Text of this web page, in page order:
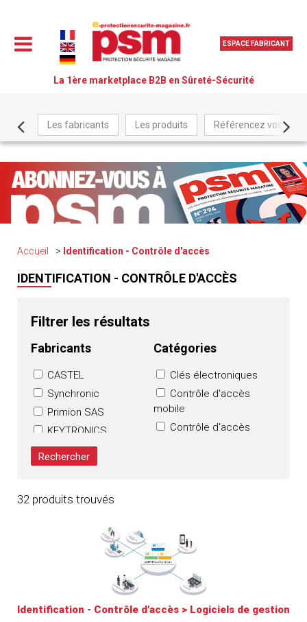
ESPACE FABRICANT
La 1ère marketplace B2B en Sûreté-Sécurité
Les fabricants Les produits Référencez vos
Accueil Identification - Contrôle d'accès
IDENTIFICATION - CONTRÔLE D'ACCÈS
Filtrer les résultats
Fabricants
CASTEL
Synchronic
Primion SAS
KEYTRONICS
Sécurité
Communications SAS
Fichet Group
Catégories
Clés électroniques
Contrôle d'accès
mobile
Contrôle d'accès
contrôle d'accès
32 produits trouvés
Identification - Contrôle d'accès > Logiciels de gestion